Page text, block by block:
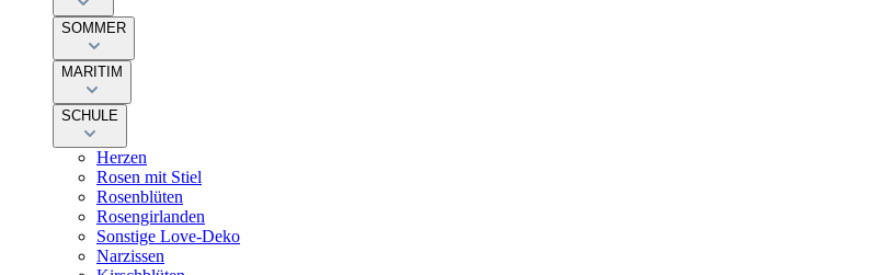
SOMMER
MARITIM
SCHULE
Herzen
Rosen mit Stiel
Rosenblüten
Rosengirlanden
Sonstige Love-Deko
Narzissen